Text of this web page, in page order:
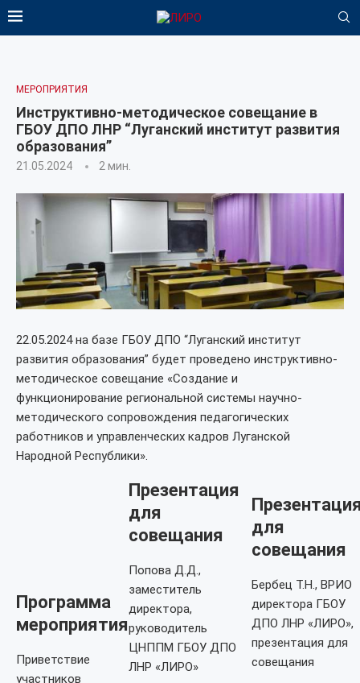
МЕРОПРИЯТИЯ
Инструктивно-методическое совещание в
ГБОУ ДПО ЛНР “Луганский институт развития
образования”
21.05.2024 2 мин.
22.05.2024 на базе ГБОУ ДПО “Луганский институт
развития образования” будет проведено инструктивно-
методическое совещание «Создание и
функционирование региональной системы научно-
методического сопровождения педагогических
работников и управленческих кадров Луганской
Народной Республики».
Программа
мероприятия
Приветствие
участников
Презентация
для
совещания
Попова Д.Д.,
заместитель
директора,
руководитель
ЦНППМ ГБОУ ДПО
ЛНР «ЛИРО»
для
совещания
Бербец Т.Н., ВРИО
директора ГБОУ
ДПО ЛНР «ЛИРО»,
презентация для
совещания